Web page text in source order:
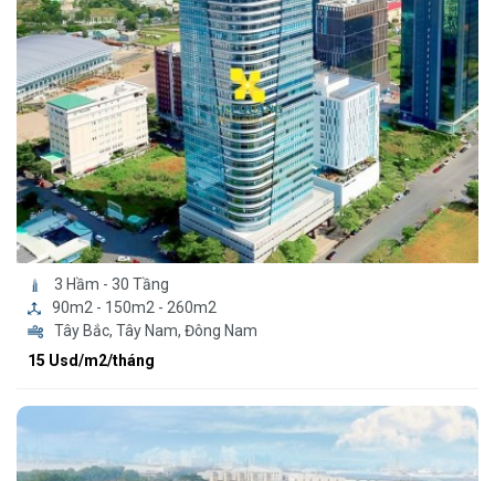
3 Hầm - 30 Tầng
90m2 - 150m2 - 260m2
Tây Bắc, Tây Nam, Đông Nam
15 Usd/m2/tháng